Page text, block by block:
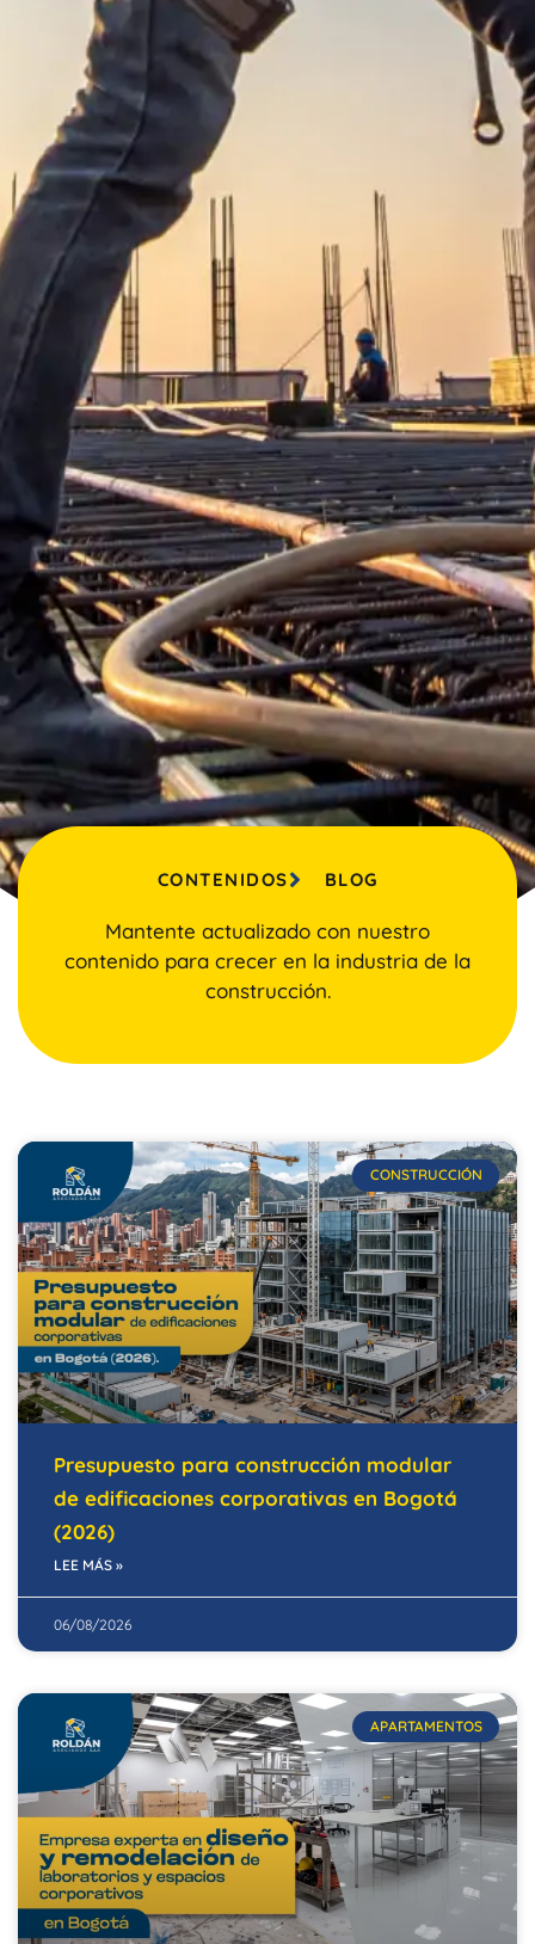
CONTENIDOS BLOG
Mantente actualizado con nuestro
contenido para crecer en la industria de la
construcción.
CONSTRUCCIÓN
Presupuesto para construcción modular
de edificaciones corporativas en Bogotá
(2026)
LEE MÁS »
06/08/2026
APARTAMENTOS